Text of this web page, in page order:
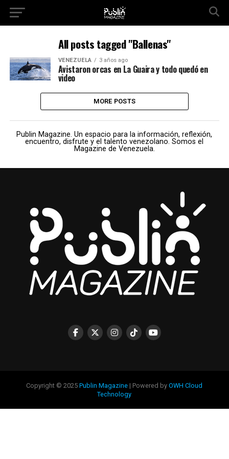
All posts tagged "Ballenas"
VENEZUELA 3 años ago
Avistaron orcas en La Guaira y todo quedó en
video
MORE POSTS
Publin Magazine. Un espacio para la información, reflexión,
encuentro, disfrute y el talento venezolano. Somos el
Magazine de Venezuela.
Copyright © 2025Publin Magazine | Powered byOWH Cloud
Technology